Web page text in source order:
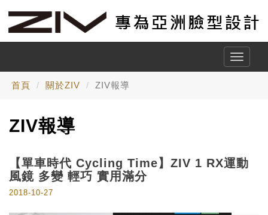
Toggle
首頁 關於ZIV ZIV報導
ZIV報導
【單車時代 Cycling Time】ZIV 1 RX運動
風鏡 多變 輕巧 實用滿分
2018-10-27